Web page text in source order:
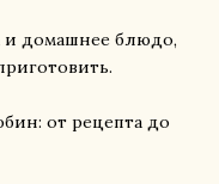
и домашнее блюдо,
от рецепта до